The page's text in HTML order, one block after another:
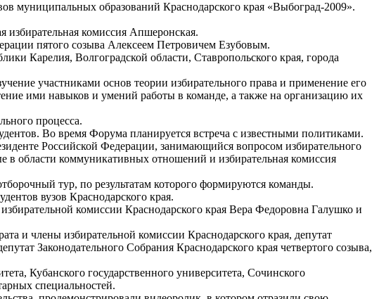
муниципальных образований Краснодарского края «Выбоград-2009».
избирательная комиссия Апшеронская.
пятого созыва Алексеем Петровичем Езубовым.
Карелия, Волгоградской области, Ставропольского края, города
участниками основ теории избирательного права и применение его
ими навыков и умений работы в команде, а также на организацию их
процесса.
Во время Форума планируется встреча с известными политиками.
Российской Федерации, занимающийся вопросом избирательного
в области коммуникативных отношений и избирательная комиссия
тур, по результатам которого формируются команды.
вузов Краснодарского края.
комиссии Краснодарского края Вера Федоровна Галушко и
и члены избирательной комиссии Краснодарского края, депутат
Законодательного Собрания Краснодарского края четвертого созыва,
Кубанского государственного университета, Сочинского
специальностей.